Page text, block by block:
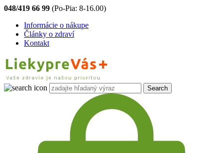
048/419 66 99 (Po-Pia: 8-16.00)
Informácie o nákupe
Články o zdraví
Kontakt